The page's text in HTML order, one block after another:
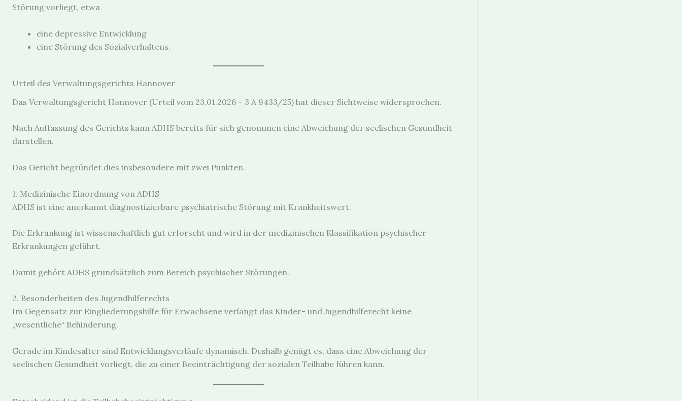
Störung vorliegt, etwa
eine depressive Entwicklung
eine Störung des Sozialverhaltens.
Urteil des Verwaltungsgerichts Hannover
Das Verwaltungsgericht Hannover (Urteil vom 23.01.2026 – 3 A 9433/25) hat dieser Sichtweise widersprochen.
Nach Auffassung des Gerichts kann ADHS bereits für sich genommen eine Abweichung der seelischen Gesundheit
darstellen.
Das Gericht begründet dies insbesondere mit zwei Punkten.
1. Medizinische Einordnung von ADHS
ADHS ist eine anerkannt diagnostizierbare psychiatrische Störung mit Krankheitswert.
Die Erkrankung ist wissenschaftlich gut erforscht und wird in der medizinischen Klassifikation psychischer
Erkrankungen geführt.
Damit gehört ADHS grundsätzlich zum Bereich psychischer Störungen.
2. Besonderheiten des Jugendhilferechts
Im Gegensatz zur Eingliederungshilfe für Erwachsene verlangt das Kinder- und Jugendhilferecht keine
„wesentliche“ Behinderung.
Gerade im Kindesalter sind Entwicklungsverläufe dynamisch. Deshalb genügt es, dass eine Abweichung der
seelischen Gesundheit vorliegt, die zu einer Beeinträchtigung der sozialen Teilhabe führen kann.